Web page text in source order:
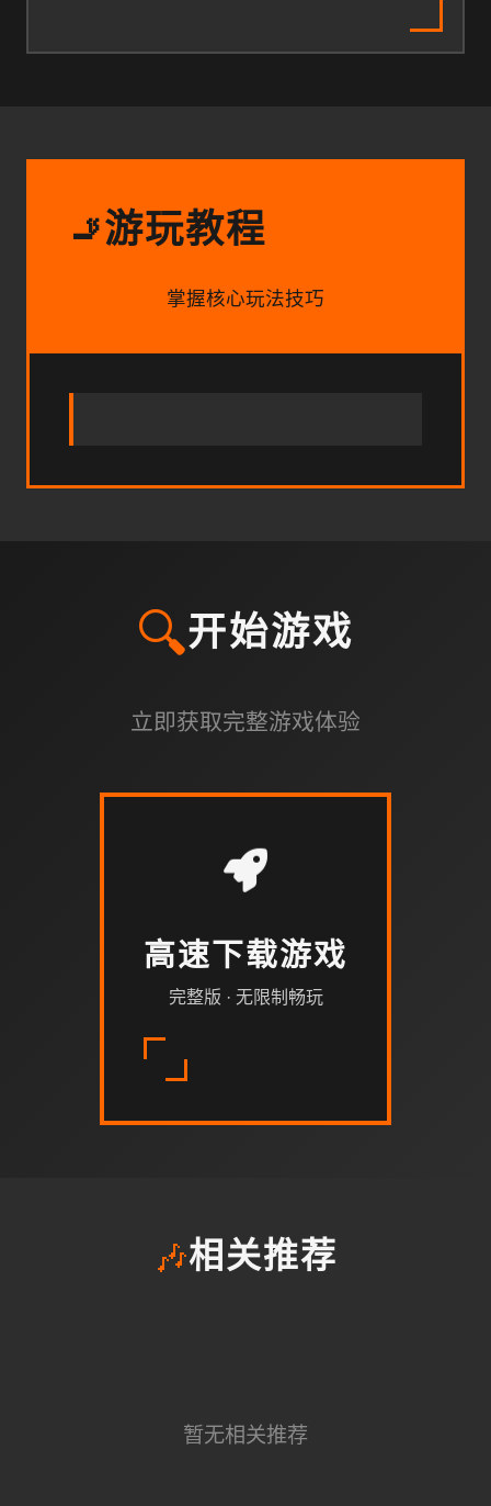
🚬游玩教程
掌握核心玩法技巧
🔍开始游戏
立即获取完整游戏体验
高速下载游戏
完整版 · 无限制畅玩
🎶相关推荐
暂无相关推荐